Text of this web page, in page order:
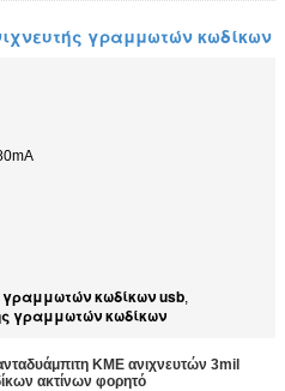
γραμμωτών κωδίκων
γραμμωτών κωδίκων usb,
γραμμωτών κωδίκων
ΚΜΕ ανιχνευτών 3mil
ακτίνων φορητό